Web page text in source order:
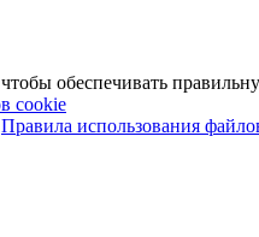
обеспечивать
cookie
Правила использования